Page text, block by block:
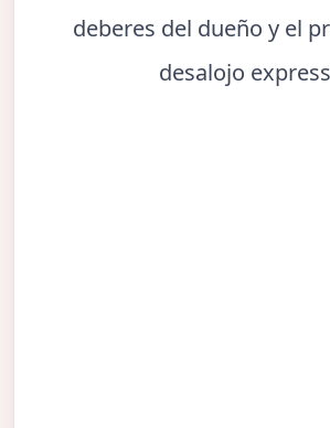
deberes del dueño y el
desalojo